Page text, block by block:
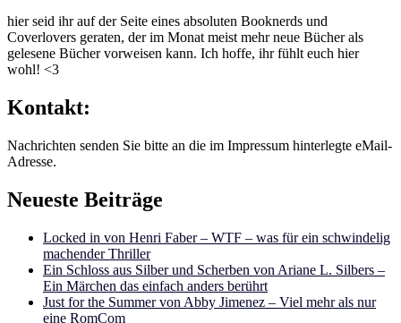
hier seid ihr auf der Seite eines absoluten Booknerds und
Coverlovers geraten, der im Monat meist mehr neue Bücher als
gelesene Bücher vorweisen kann. Ich hoffe, ihr fühlt euch hier
wohl! <3
Kontakt:
Nachrichten senden Sie bitte an die im Impressum hinterlegte eMail-
Adresse.
Neueste Beiträge
Locked in von Henri Faber – WTF – was für ein schwindelig
machender Thriller
Ein Schloss aus Silber und Scherben von Ariane L. Silbers –
Ein Märchen das einfach anders berührt
Just for the Summer von Abby Jimenez – Viel mehr als nur
eine RomCom